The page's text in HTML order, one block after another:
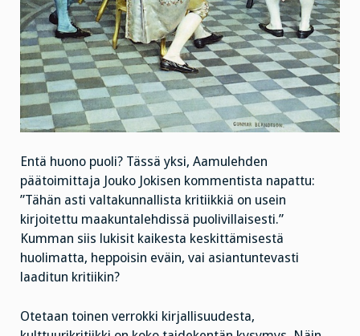
Entä huono puoli? Tässä yksi, Aamulehden
päätoimittaja Jouko Jokisen kommentista napattu:
”Tähän asti valtakunnallista kritiikkiä on usein
kirjoitettu maakuntalehdissä puolivillaisesti.”
Kumman siis lukisit kaikesta keskittämisestä
huolimatta, heppoisin eväin, vai asiantuntevasti
laaditun kritiikin?
Otetaan toinen verrokki kirjallisuudesta,